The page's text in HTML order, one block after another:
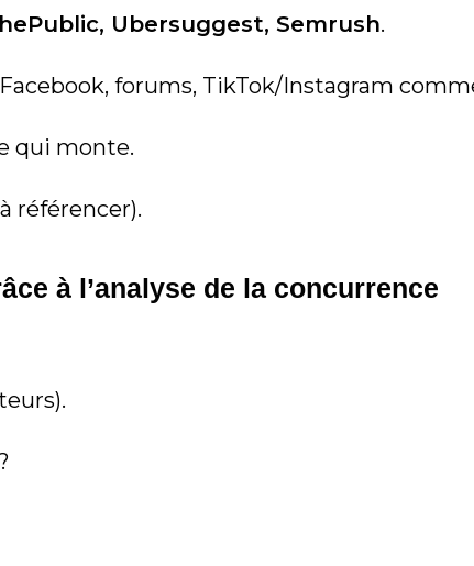
Ubersuggest, Semrush.
forums, TikTok/Instagram
qui monte.
référencer).
à l’analyse de la concurrence